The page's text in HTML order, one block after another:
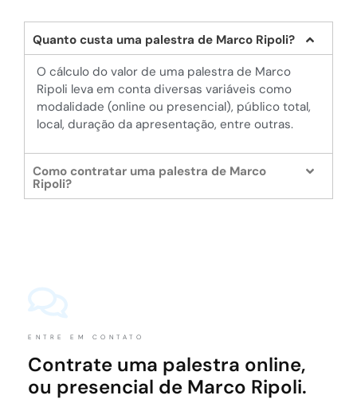
Quanto custa uma palestra de Marco Ripoli?
O cálculo do valor de uma palestra de Marco
Ripoli leva em conta diversas variáveis como
modalidade (online ou presencial), público total,
local, duração da apresentação, entre outras.
Como contratar uma palestra de Marco
Ripoli?
ENTRE EM CONTATO
Contrate uma palestra online,
ou presencial de Marco Ripoli.